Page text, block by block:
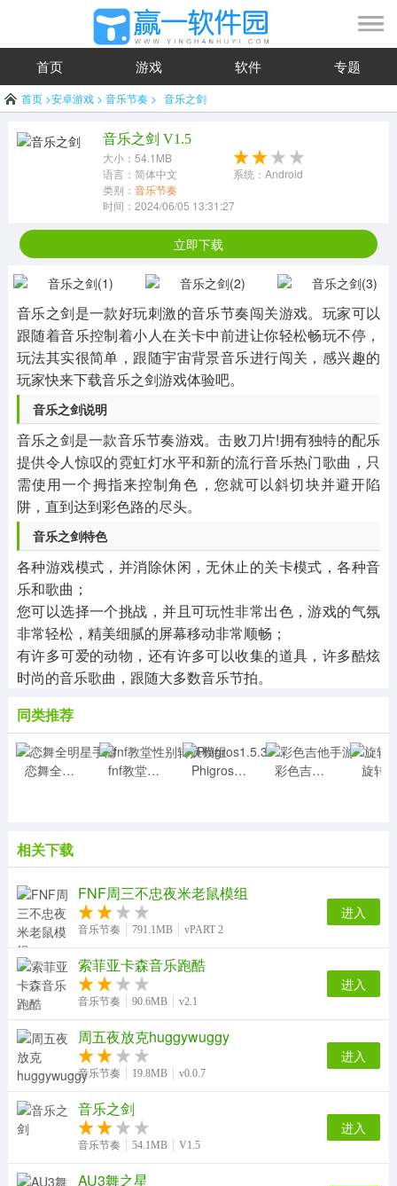
首页 游戏 软件 专题
首页 >安卓游戏 > 音乐节奏 > 音乐之剑
音乐之剑 V1.5
大小：54.1MB
语言：简体中文
系统：Android
类别： 音乐节奏
时间：2024/06/05 13:31:27
立即下载
音乐之剑是一款好玩刺激的音乐节奏闯关游戏。玩家可以
跟随着音乐控制着小人在关卡中前进让你轻松畅玩不停，
玩法其实很简单，跟随宇宙背景音乐进行闯关，感兴趣的
玩家快来下载音乐之剑游戏体验吧。
音乐之剑说明
音乐之剑是一款音乐节奏游戏。击败刀片!拥有独特的配乐
提供令人惊叹的霓虹灯水平和新的流行音乐热门歌曲，只
需使用一个拇指来控制角色，您就可以斜切块并避开陷
阱，直到达到彩色路的尽头。
音乐之剑特色
各种游戏模式，并消除休闲，无休止的关卡模式，各种音
乐和歌曲；
您可以选择一个挑战，并且可玩性非常出色，游戏的气氛
非常轻松，精美细腻的屏幕移动非常顺畅；
有许多可爱的动物，还有许多可以收集的道具，许多酷炫
时尚的音乐歌曲，跟随大多数音乐节拍。
同类推荐
恋舞全明星手游 fnf教堂性别转换模组 Phigros1.5.3 彩色吉他手游 旋转
相关下载
FNF周三不忠夜米老鼠模组
音乐节奏 791.1MB vPART 2
进入
索菲亚卡森音乐跑酷
音乐节奏 90.6MB v2.1
进入
周五夜放克huggywuggy
音乐节奏 19.8MB v0.0.7
进入
音乐之剑
音乐节奏 54.1MB V1.5
进入
AU3舞之星